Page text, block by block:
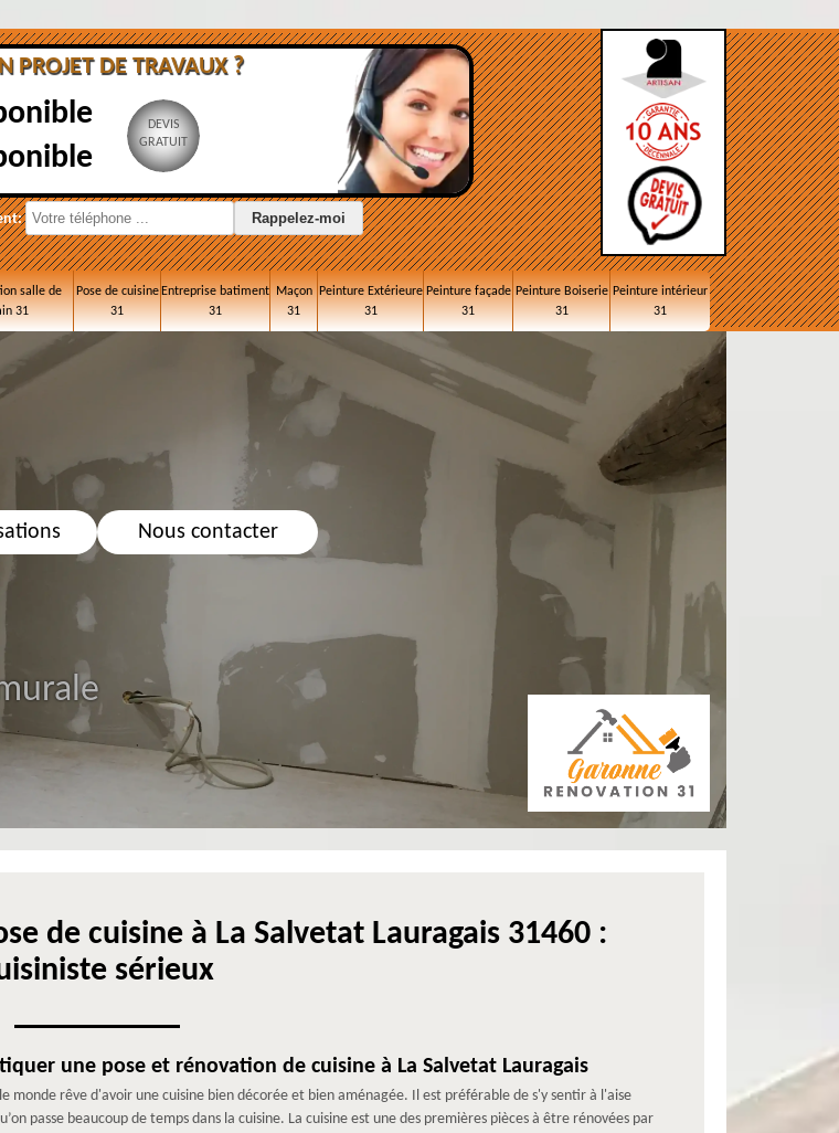
PROJET DE TRAVAUX ?
DEVIS
GRATUIT
salle de
31
Pose de cuisine
31
Entreprise batiment
31
Maçon
31
Peinture Extérieure
31
Peinture façade
31
Peinture Boiserie
31
Peinture intérieur
31
Nous contacter
de cuisine à La Salvetat Lauragais 31460 :
sérieux
une pose et rénovation de cuisine à La Salvetat Lauragais
monde rêve d'avoir une cuisine bien décorée et bien aménagée. Il est préférable de s'y sentir à l'aise
passe beaucoup de temps dans la cuisine. La cuisine est une des premières pièces à être rénovées par